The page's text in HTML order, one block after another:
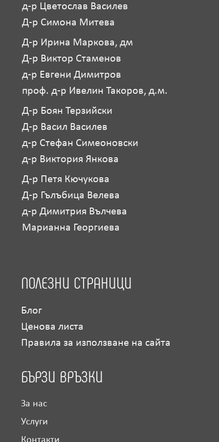
д-р Цветослав Василев
Д-р Симона Митева
Д-р Ирина Маркова, дм
Д-р Виктор Стаменов
д-р Евгени Димитров
проф. д-р Ивелин Такоров, д.м.
Д-р Боян Терзийски
Д-р Васил Василев
д-р Стефан Симеоновски
д-р Виктория Янкова
Д-р Петя Кючукова
Д-р Гълъбица Велева
д-р Димитрия Вълчева
Марианна Георгиева
ПОЛЕЗНИ СТРАНИЦИ
Блог
Ценова листа
Правила за използване на сайта
БЪРЗИ ВРЪЗКИ
За нас
Услуги
Контакти